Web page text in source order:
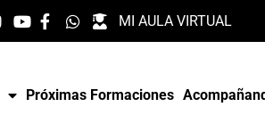
MI AULA VIRTUAL
Próximas Formaciones